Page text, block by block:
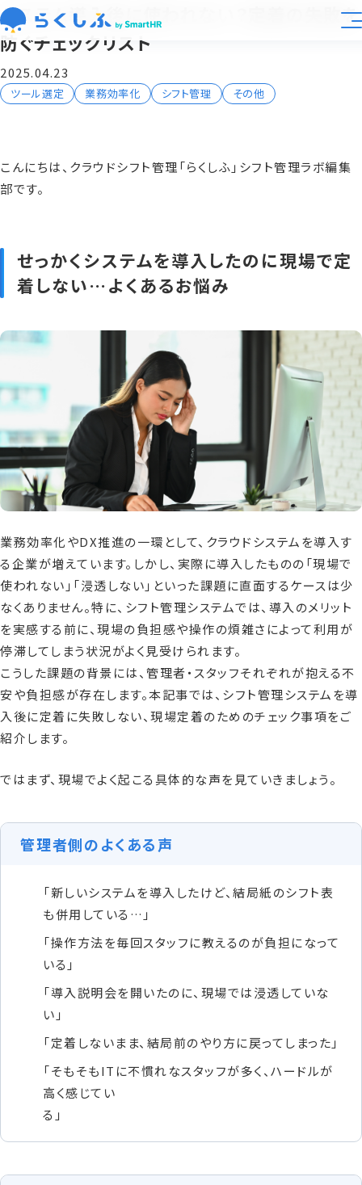
お知らせ 運営会社
業種別活用
大規模展開向け
機能
導入事例
資料ライブラリ
お問い合わせ
資料請求
システム導入後に使われない？定着の失敗を
防ぐチェックリスト
2025.04.23
こんにちは、クラウドシフト管理「らくしふ」シフト管理ラボ編集
部です。
せっかくシステムを導入したのに現場で定
着しない…よくあるお悩み
業務効率化やDX推進の一環として、クラウドシステムを導入す
る企業が増えています。しかし、実際に導入したものの「現場で
使われない」「浸透しない」といった課題に直面するケースは少
なくありません。特に、シフト管理システムでは、導入のメリット
を実感する前に、現場の負担感や操作の煩雑さによって利用が
停滞してしまう状況がよく見受けられます。
こうした課題の背景には、管理者・スタッフそれぞれが抱える不
安や負担感が存在します。本記事では、シフト管理システムを導
入後に定着に失敗しない、現場定着のためのチェック事項をご
紹介します。
ではまず、現場でよく起こる具体的な声を見ていきましょう。
管理者側のよくある声
「新しいシステムを導入したけど、結局紙のシフト表
も併用している…」
「操作方法を毎回スタッフに教えるのが負担になって
いる」
「導入説明会を開いたのに、現場では浸透していな
い」
「定着しないまま、結局前のやり方に戻ってしまった」
「そもそもITに不慣れなスタッフが多く、ハードルが
高く感じてい
る」
ツール選定 業務効率化 シフト管理 その他